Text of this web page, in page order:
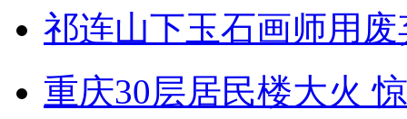
祁连山下玉石画师用
重庆30层居民楼大火